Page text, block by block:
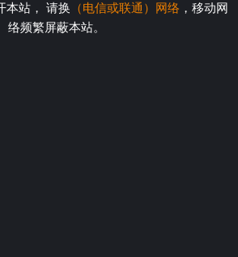
本站， 请换 （电信或联通）网络 ，移动网
络频繁屏蔽本站。